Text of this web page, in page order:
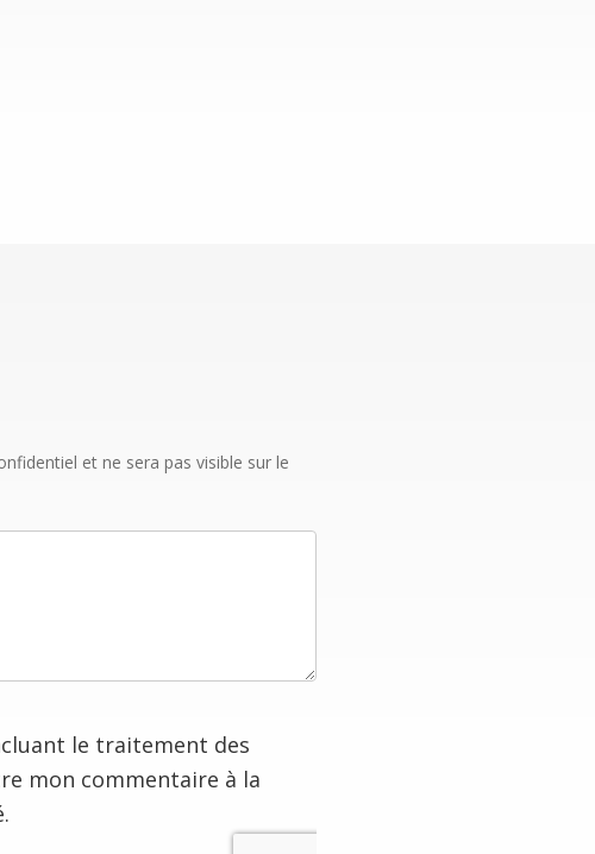
et ne sera pas visible sur le
le traitement des
mon commentaire à la